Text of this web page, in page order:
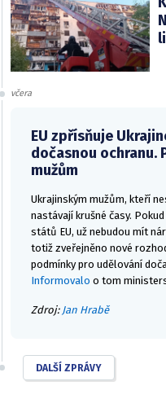
včera
EU zpřísňuje
dočasnou ochranu.
mužům
Ukrajinským mužům, kteří
nastávají krušné časy.
států EU, už nebudou mít
totiž zveřejněno nové
podmínky pro udělování
Informovalo o tom
Zdroj: Jan Hrabě
DALŠÍ ZPRÁVY